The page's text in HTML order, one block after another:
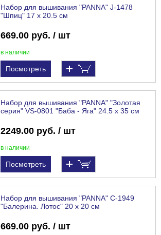
Набор для вышивания "PANNA" J-1478
"Шпиц" 17 х 20.5 см
669.00 руб. / шт
в наличии
Посмотреть
Набор для вышивания "PANNA" "Золотая
серия" VS-0801 "Баба - Яга" 24.5 х 35 см
2249.00 руб. / шт
в наличии
Посмотреть
Набор для вышивания "PANNA" C-1949
"Балерина. Лотос" 20 х 20 см
669.00 руб. / шт